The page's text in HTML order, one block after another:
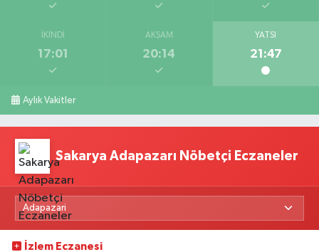
İKINDI
17:01
AKŞAM
20:14
YATSI
21:47
Aylık Vakitler
Sakarya Adapazarı Nöbetçi Eczaneler
İzlem Eczanesi